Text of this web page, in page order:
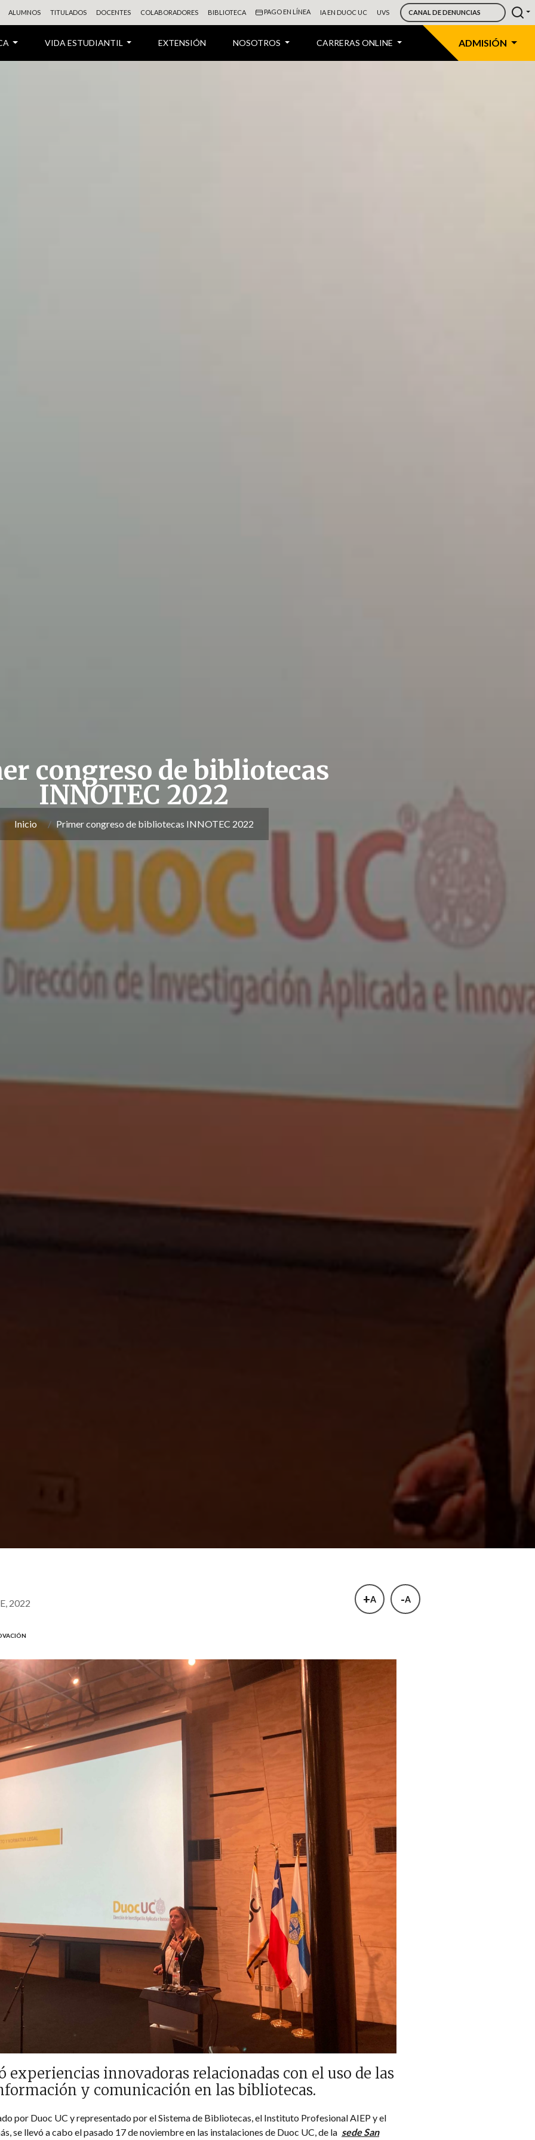
VIDA ESTUDIANTIL EXTENSIÓN NOSOTROS CARRERAS ONLINE ADMISIÓN
ALUMNOS TITULADOS DOCENTES COLABORADORES BIBLIOTECA PAGO EN LÍNEA IA EN DUOC UC UVS CANAL DE DENUNCIAS
congreso de bibliotecas
INNOTEC 2022
Inicio Primer congreso de bibliotecas INNOTEC 2022
+A -A
2022
experiencias innovadoras relacionadas con el uso de las
y comunicación en las bibliotecas.
por Duoc UC y representado por el Sistema de Bibliotecas, el Instituto Profesional AIEP y el
se llevó a cabo el pasado 17 de noviembre en las instalaciones de Duoc UC, de la sede San